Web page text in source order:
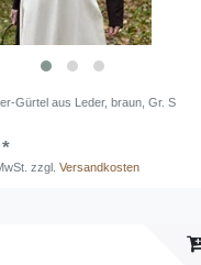
Gürtel aus Leder, braun, Gr. S
zzgl.Versandkosten